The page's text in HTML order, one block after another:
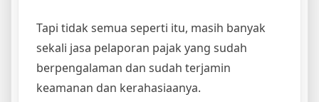
Tapi tidak semua seperti itu, masih banyak
sekali jasa pelaporan pajak yang sudah
berpengalaman dan sudah terjamin
keamanan dan kerahasiaanya.